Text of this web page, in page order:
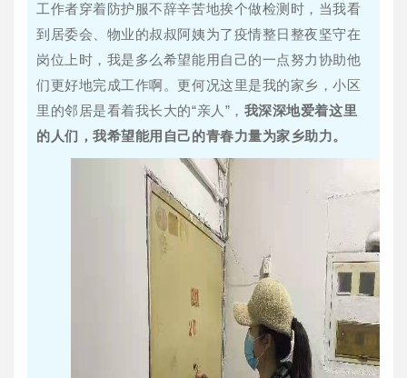
工作者穿着防护服不辞辛苦地挨个做检测时，当我看
到居委会、物业的叔叔阿姨为了疫情整日整夜坚守在
岗位上时，我是多么希望能用自己的一点努力协助他
们更好地完成工作啊。更何况这里是我的家乡，小区
里的邻居是看着我长大的“亲人”， 我深深地爱着这里
的人们，我希望能用自己的青春力量为家乡助力。